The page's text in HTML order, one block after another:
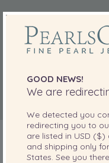
GOOD NEWS!
We are
We detected you
redirecting you to
are listed in USD ($)
and shipping only
States . See you